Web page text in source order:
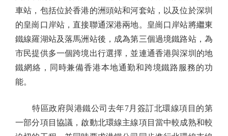
車站，包括位於香港的洲頭站和河套站，以及位於深圳
的皇崗口岸站，直接聯通深港兩地。皇崗口岸站將繼東
鐵線羅湖站及落馬洲站後，成為第三個過境鐵路站，為
市民提供多一個跨境出行選擇，並連通香港與深圳的地
鐵網絡，同時兼備香港本地通勤和跨境鐵路服務的功
能。
特區政府與港鐵公司去年7月簽訂北環線項目的第
一部分項目協議，啟動北環線主線項目當中較成熟和較